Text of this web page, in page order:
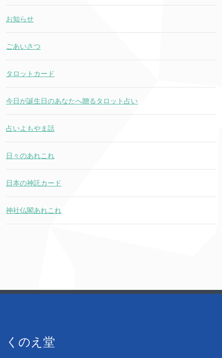
お知らせ
ごあいさつ
タロットカード
今日が誕生日のあなたへ贈るタロット占い
占いよもやま話
日々のあれこれ
日本の神託カード
神社仏閣あれこれ
くのえ堂